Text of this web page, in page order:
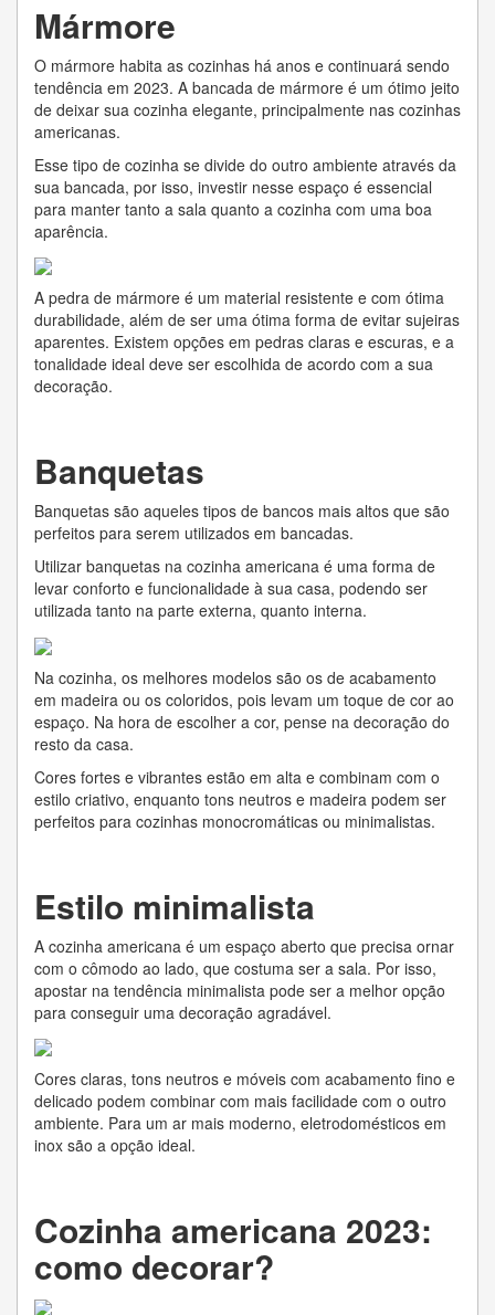
Mármore
O mármore habita as cozinhas há anos e continuará sendo
tendência em 2023. A bancada de mármore é um ótimo jeito
de deixar sua cozinha elegante, principalmente nas cozinhas
americanas.
Esse tipo de cozinha se divide do outro ambiente através da
sua bancada, por isso, investir nesse espaço é essencial
para manter tanto a sala quanto a cozinha com uma boa
aparência.
A pedra de mármore é um material resistente e com ótima
durabilidade, além de ser uma ótima forma de evitar sujeiras
aparentes. Existem opções em pedras claras e escuras, e a
tonalidade ideal deve ser escolhida de acordo com a sua
decoração.
Banquetas
Banquetas são aqueles tipos de bancos mais altos que são
perfeitos para serem utilizados em bancadas.
Utilizar banquetas na cozinha americana é uma forma de
levar conforto e funcionalidade à sua casa, podendo ser
utilizada tanto na parte externa, quanto interna.
Na cozinha, os melhores modelos são os de acabamento
em madeira ou os coloridos, pois levam um toque de cor ao
espaço. Na hora de escolher a cor, pense na decoração do
resto da casa.
Cores fortes e vibrantes estão em alta e combinam com o
estilo criativo, enquanto tons neutros e madeira podem ser
perfeitos para cozinhas monocromáticas ou minimalistas.
Estilo minimalista
A cozinha americana é um espaço aberto que precisa ornar
com o cômodo ao lado, que costuma ser a sala. Por isso,
apostar na tendência minimalista pode ser a melhor opção
para conseguir uma decoração agradável.
Cores claras, tons neutros e móveis com acabamento fino e
delicado podem combinar com mais facilidade com o outro
ambiente. Para um ar mais moderno, eletrodomésticos em
inox são a opção ideal.
Cozinha americana 2023:
como decorar?